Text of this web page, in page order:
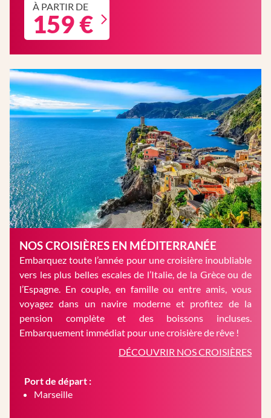
À PARTIR DE
159 €
NOS CROISIÈRES EN MÉDITERRANÉE
Embarquez toute l’année pour une croisière inoubliable
vers les plus belles escales de l’Italie, de la Grèce ou de
l’Espagne. En couple, en famille ou entre amis, vous
voyagez dans un navire moderne et profitez de la
pension complète et des boissons incluses.
Embarquement immédiat pour une croisière de rêve !
DÉCOUVRIR NOS CROISIÈRES
Port de départ :
Marseille